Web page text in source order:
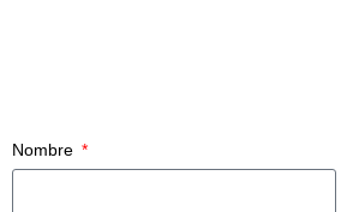
Nombre